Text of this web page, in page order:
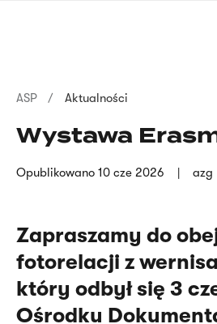
Ścieżka
nawigacyjna
ASP Aktualności
Wystawa
Opublikowano 10 cze 2026 azg
Zapraszamy do
fotorelacji z
który odbył się 3
Ośrodku